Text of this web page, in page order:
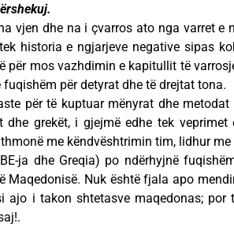
vjen dhe na i çvarros ato nga varret
historia e ngjarjeve negative sipas
për mos vazhdimin e kapitullit të
fuqishëm për detyrat dhe të drejtat tona.
për të kuptuar mënyrat dhe
dhe grekët, i gjejmë edhe tek
me këndvështrimin tim, lidhur
ja dhe Greqia) po ndërhyjnë
Maqedonisë. Nuk është fjala apo
ajo i takon shtetasve maqedonas;